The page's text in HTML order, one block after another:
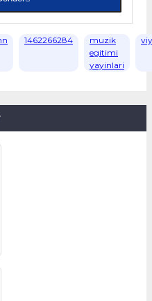
1462266284
muzik
egitimi
yayinlari